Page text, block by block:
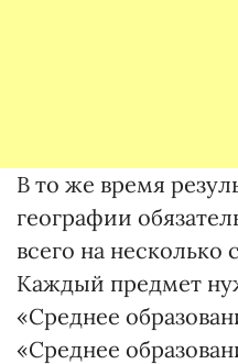
В то же время
географии
всего на несколько
Каждый предмет
«Среднее
«Среднее